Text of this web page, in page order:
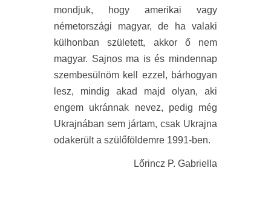
mondjuk, hogy amerikai vagy
németországi magyar, de ha valaki
külhonban született, akkor ő nem
magyar. Sajnos ma is és mindennap
szembesülnöm kell ezzel, bárhogyan
lesz, mindig akad majd olyan, aki
engem ukránnak nevez, pedig még
Ukrajnában sem jártam, csak Ukrajna
odakerült a szülőföldemre 1991-ben.
Lőrincz P. Gabriella